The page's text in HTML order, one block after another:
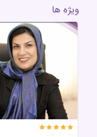
ویژه ها